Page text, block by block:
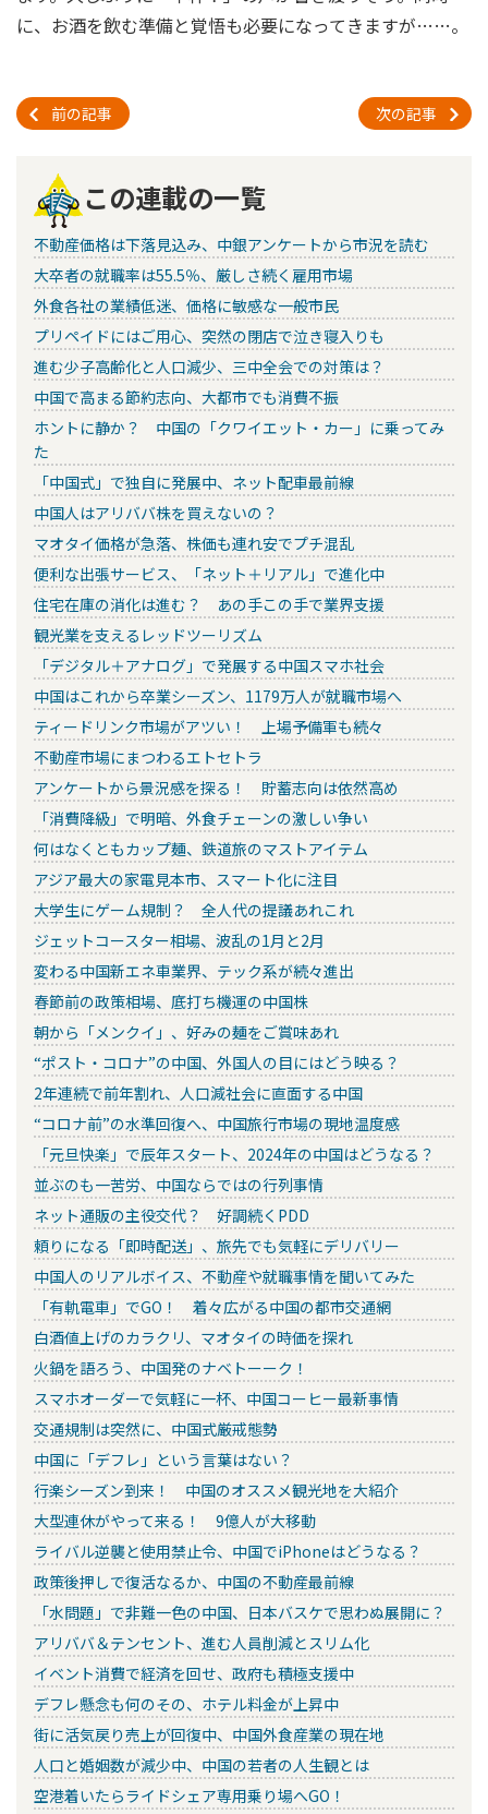
に、お酒を飲む準備と覚悟も必要になってきますが……。
前の記事 次の記事
この連載の一覧
不動産価格は下落見込み、中銀アンケートから市況を読む
大卒者の就職率は55.5％、厳しさ続く雇用市場
外食各社の業績低迷、価格に敏感な一般市民
プリペイドにはご用心、突然の閉店で泣き寝入りも
進む少子高齢化と人口減少、三中全会での対策は？
中国で高まる節約志向、大都市でも消費不振
ホントに静か？ 中国の「クワイエット・カー」に乗ってみ
た
「中国式」で独自に発展中、ネット配車最前線
中国人はアリババ株を買えないの？
マオタイ価格が急落、株価も連れ安でプチ混乱
便利な出張サービス、「ネット＋リアル」で進化中
住宅在庫の消化は進む？ あの手この手で業界支援
観光業を支えるレッドツーリズム
「デジタル＋アナログ」で発展する中国スマホ社会
中国はこれから卒業シーズン、1179万人が就職市場へ
ティードリンク市場がアツい！ 上場予備軍も続々
不動産市場にまつわるエトセトラ
アンケートから景況感を探る！ 貯蓄志向は依然高め
「消費降級」で明暗、外食チェーンの激しい争い
何はなくともカップ麺、鉄道旅のマストアイテム
アジア最大の家電見本市、スマート化に注目
大学生にゲーム規制？ 全人代の提議あれこれ
ジェットコースター相場、波乱の1月と2月
変わる中国新エネ車業界、テック系が続々進出
春節前の政策相場、底打ち機運の中国株
朝から「メンクイ」、好みの麺をご賞味あれ
“ポスト・コロナ”の中国、外国人の目にはどう映る？
2年連続で前年割れ、人口減社会に直面する中国
“コロナ前”の水準回復へ、中国旅行市場の現地温度感
「元旦快楽」で辰年スタート、2024年の中国はどうなる？
並ぶのも一苦労、中国ならではの行列事情
ネット通販の主役交代？ 好調続くPDD
頼りになる「即時配送」、旅先でも気軽にデリバリー
中国人のリアルボイス、不動産や就職事情を聞いてみた
「有軌電車」でGO！ 着々広がる中国の都市交通網
白酒値上げのカラクリ、マオタイの時価を探れ
火鍋を語ろう、中国発のナベトーーク！
スマホオーダーで気軽に一杯、中国コーヒー最新事情
交通規制は突然に、中国式厳戒態勢
中国に「デフレ」という言葉はない？
行楽シーズン到来！ 中国のオススメ観光地を大紹介
大型連休がやって来る！ 9億人が大移動
ライバル逆襲と使用禁止令、中国でiPhoneはどうなる？
政策後押しで復活なるか、中国の不動産最前線
「水問題」で非難一色の中国、日本バスケで思わぬ展開に？
アリババ＆テンセント、進む人員削減とスリム化
イベント消費で経済を回せ、政府も積極支援中
デフレ懸念も何のその、ホテル料金が上昇中
街に活気戻り売上が回復中、中国外食産業の現在地
人口と婚姻数が減少中、中国の若者の人生観とは
空港着いたらライドシェア専用乗り場へGO！